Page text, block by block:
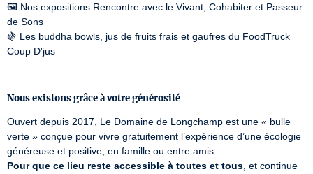
🖼️ Nos expositions Rencontre avec le Vivant, Cohabiter et Passeur
de Sons
🍇 Les buddha bowls, jus de fruits frais et gaufres du FoodTruck
Coup D'jus
Nous existons grâce à votre générosité
Ouvert depuis 2017, Le Domaine de Longchamp est une « bulle
verte » conçue pour vivre gratuitement l’expérience d’une écologie
Pour que ce lieu reste accessible à toutes et tous , et continue